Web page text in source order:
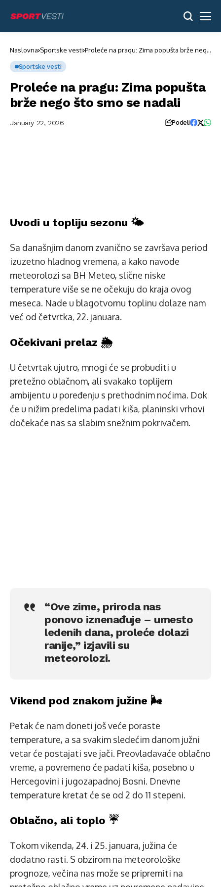
Naslovna Sportske vesti Proleće na pragu: Zima popušta brže nego
Sportske vesti
Proleće na pragu: Zima popušta
brže nego što smo se nadali
January 22, 2026 Podeli
Uvodi u topliju sezonu 🌤️
Sa današnjim danom zvanično se završava period
izuzetno hladnog vremena, a kako navode
meteorolozi sa BH Meteo, slične niske
temperature više se ne očekuju do kraja ovog
meseca. Nade u blagotvornu toplinu dolaze nam
već od četvrtka, 22. januara.
Očekivani prelaz 🌦️
U četvrtak ujutro, mnogi će se probuditi u
pretežno oblačnom, ali svakako toplijem
ambijentu u poređenju s prethodnim noćima. Dok
će u nižim predelima padati kiša, planinski vrhovi
dočekaće nas sa slabim snežnim pokrivačem.
“Ove zime, priroda nas
ponovo iznenađuje – umesto
ledenih dana, proleće dolazi
ranije,” izjavili su
meteorolozi.
Vikend pod znakom južine 🌬️
Petak će nam doneti još veće poraste
temperature, a sa svakim sledećim danom južni
vetar će postajati sve jači. Preovladavaće oblačno
vreme, a povremeno će padati kiša, posebno u
Hercegovini i jugozapadnoj Bosni. Dnevne
temperature kretat će se od 2 do 11 stepeni.
Oblačno, ali toplo ☔
Tokom vikenda, 24. i 25. januara, južina će
dodatno rasti. S obzirom na meteorološke
prognoze, večina nas može se pripremiti na